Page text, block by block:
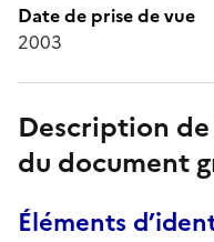
Date de prise de vue
2003
Description
du document
Éléments